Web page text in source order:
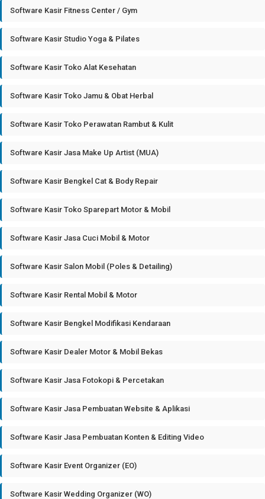
Software Kasir Fitness Center / Gym
Software Kasir Studio Yoga & Pilates
Software Kasir Toko Alat Kesehatan
Software Kasir Toko Jamu & Obat Herbal
Software Kasir Toko Perawatan Rambut & Kulit
Software Kasir Jasa Make Up Artist (MUA)
Software Kasir Bengkel Cat & Body Repair
Software Kasir Toko Sparepart Motor & Mobil
Software Kasir Jasa Cuci Mobil & Motor
Software Kasir Salon Mobil (Poles & Detailing)
Software Kasir Rental Mobil & Motor
Software Kasir Bengkel Modifikasi Kendaraan
Software Kasir Dealer Motor & Mobil Bekas
Software Kasir Jasa Fotokopi & Percetakan
Software Kasir Jasa Pembuatan Website & Aplikasi
Software Kasir Jasa Pembuatan Konten & Editing Video
Software Kasir Event Organizer (EO)
Software Kasir Wedding Organizer (WO)